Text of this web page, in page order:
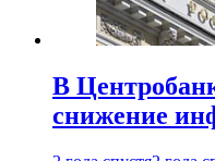
В
снижение